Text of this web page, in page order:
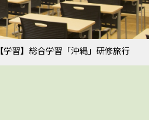
【学習】総合学習「沖縄」研修旅行